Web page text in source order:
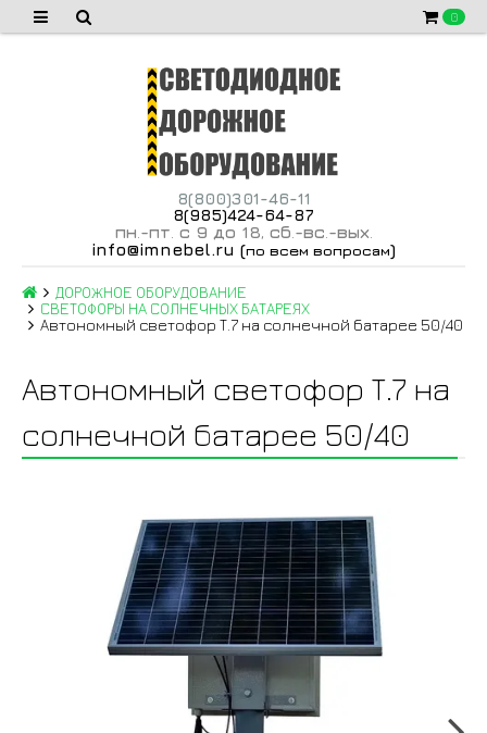
0
8(800)301-46-11
8(985)424-64-87
пн -пт с 9 до 18, сб -вс -вых.
info@imnebel.ru (по всем вопросам)
ДОРОЖНОЕ ОБОРУДОВАНИЕ
СВЕТОФОРЫ НА СОЛНЕЧНЫХ БАТАРЕЯХ
Автономный светофор Т.7 на солнечной батарее 50/40
Автономный светофор Т.7 на
солнечной батарее 50/40